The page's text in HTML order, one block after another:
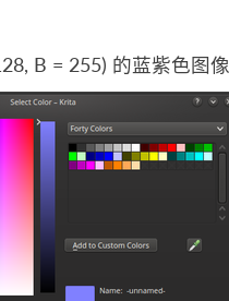
B = 255) 的蓝紫色图像